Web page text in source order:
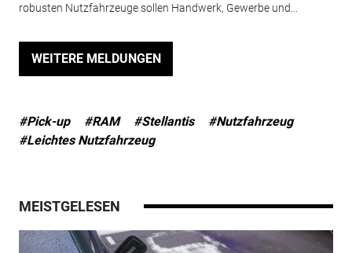
robusten Nutzfahrzeuge sollen Handwerk, Gewerbe und...
WEITERE MELDUNGEN
#Pick-up #RAM #Stellantis
#Nutzfahrzeug
#Leichtes Nutzfahrzeug
MEISTGELESEN